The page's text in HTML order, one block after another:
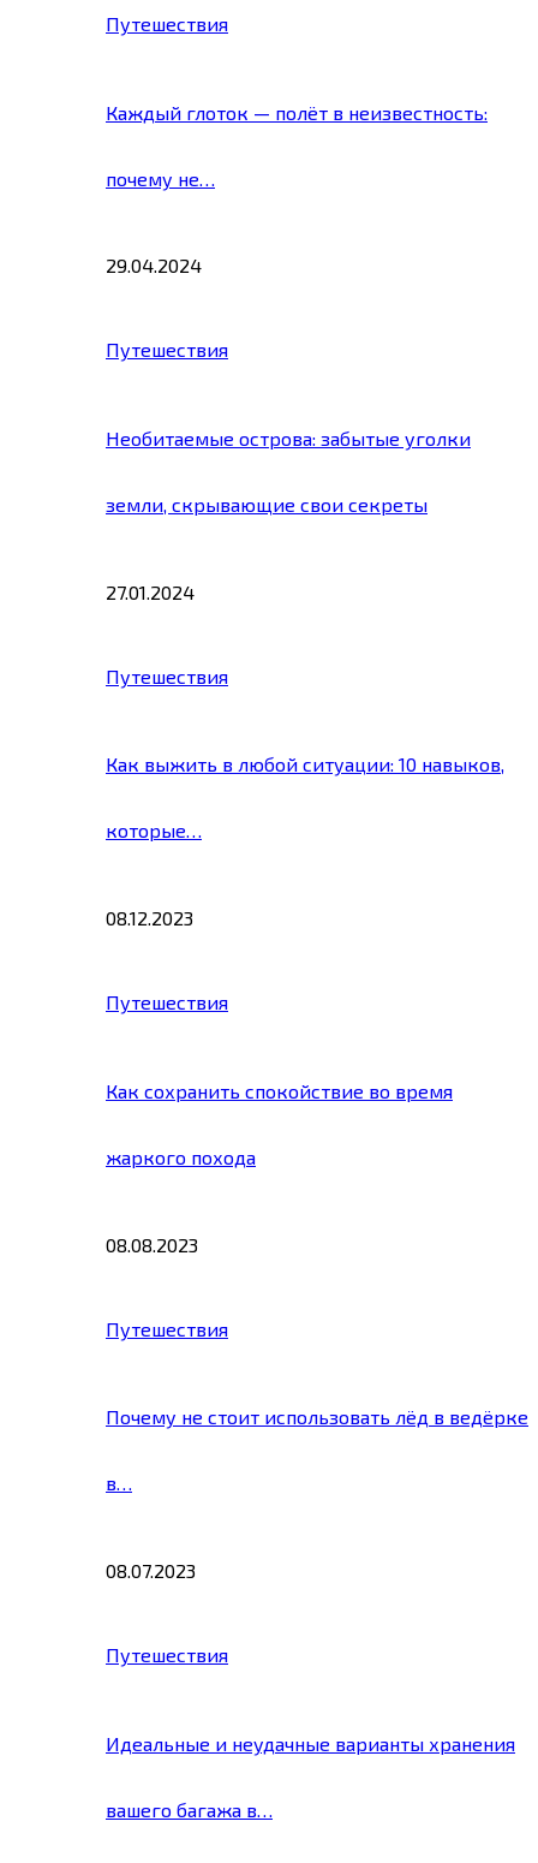
Путешествия
Каждый глоток — полёт в неизвестность:
почему не…
29.04.2024
Путешествия
Необитаемые острова: забытые уголки
земли, скрывающие свои секреты
27.01.2024
Путешествия
Как выжить в любой ситуации: 10 навыков,
которые…
08.12.2023
Путешествия
Как сохранить спокойствие во время
жаркого похода
08.08.2023
Путешествия
Почему не стоит использовать лёд в ведёрке
в…
08.07.2023
Путешествия
Идеальные и неудачные варианты хранения
вашего багажа в…